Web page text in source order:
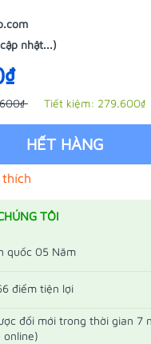
nhật...)
Tiết kiệm: 279.600₫
HẾT HÀNG
TÔI
quốc 05 Năm
điểm tiện lợi
đổi mới trong thời gian 7
online)